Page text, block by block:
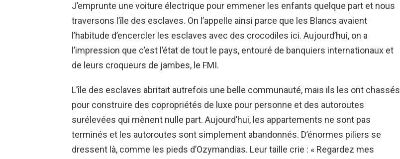
J’emprunte une voiture électrique pour emmener les enfants quelque part et nous
traversons l’île des esclaves. On l’appelle ainsi parce que les Blancs avaient
l’habitude d’encercler les esclaves avec des crocodiles ici. Aujourd’hui, on a
l’impression que c’est l’état de tout le pays, entouré de banquiers internationaux et
de leurs croqueurs de jambes, le FMI.
L’île des esclaves abritait autrefois une belle communauté, mais ils les ont chassés
pour construire des copropriétés de luxe pour personne et des autoroutes
surélevées qui mènent nulle part. Aujourd’hui, les appartements ne sont pas
terminés et les autoroutes sont simplement abandonnés. D’énormes piliers se
dressent là, comme les pieds d’Ozymandias. Leur taille crie : « Regardez mes